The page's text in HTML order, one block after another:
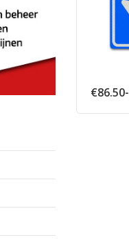
€86.50-